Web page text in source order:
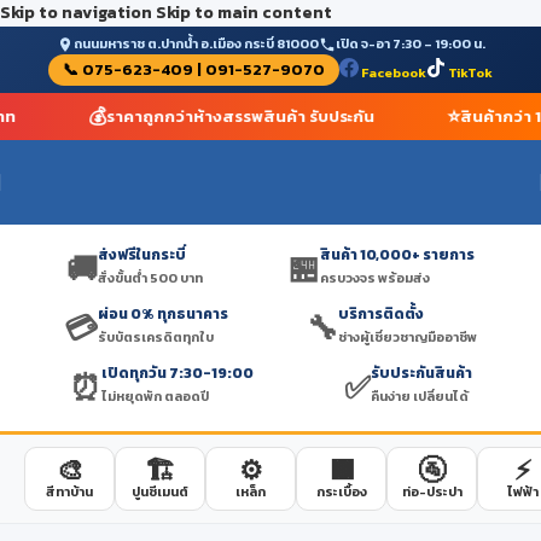
Skip to navigation Skip to main content
ถนนมหาราช ต.ปากน้ำ อ.เมือง กระบี่ 81000 เปิด จ-อา 7:30 – 19:00 น.
📞 075-623-409 | 091-527-9070 Facebook TikTok
ส่งฟรีในกระบี่ สั่งขั้นต่ำ 500 บาท 💰ราคาถูกกว่าห้างสรรพ
🚚ส่งฟรีในกระบี่
สั่งขั้นต่ำ 500 บาท 🏪สินค้า 10,000+ รายการ
ครบวงจร พร้อมส่ง
💳ผ่อน 0% ทุกธนาคาร
รับบัตรเครดิตทุกใบ 🔧บริการติดตั้ง
ช่างผู้เชี่ยวชาญมืออาชีพ
⏰ เปิดทุกวัน 7:30-19:00
ไม่หยุดพัก ตลอดปี ✅รับประกันสินค้า
คืนง่าย เปลี่ยนได้
🎨
สีทาบ้าน
🏗️
ปูนซีเมนต์
⚙️
เหล็ก
🟫
กระเบื้อง
🚰
ท่อ-ประปา
⚡
ไฟฟ้า